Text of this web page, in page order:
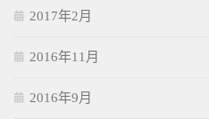
2017年2月
2016年11月
2016年9月